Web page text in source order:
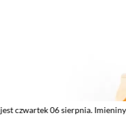
Imieniny obchodzą: